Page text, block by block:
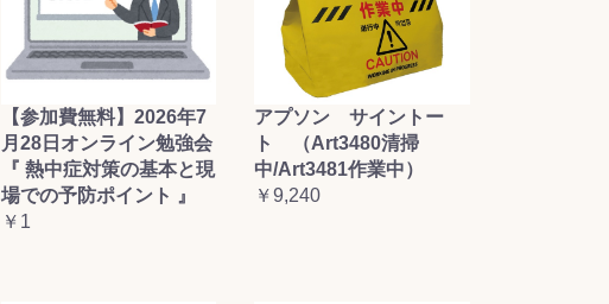
【参加費無料】2026年7
月28日オンライン勉強会
『 熱中症対策の基本と現
場での予防ポイント 』
￥1
アプソン サイントー
ト （Art3480清掃
中/Art3481作業中）
￥9,240